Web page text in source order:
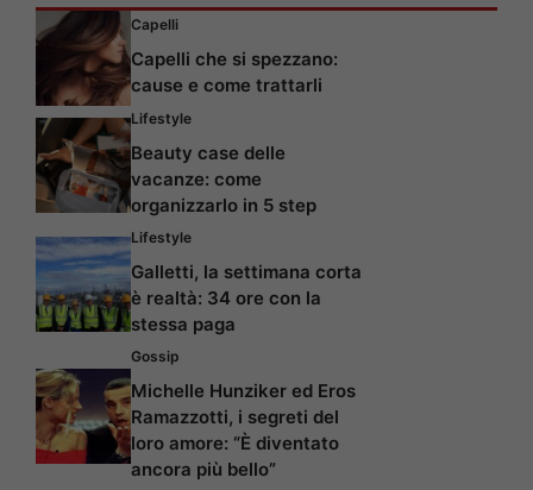
Capelli
Capelli che si spezzano:
cause e come trattarli
Lifestyle
Beauty case delle
vacanze: come
organizzarlo in 5 step
Lifestyle
Galletti, la settimana corta
è realtà: 34 ore con la
stessa paga
Gossip
Michelle Hunziker ed Eros
Ramazzotti, i segreti del
loro amore: “È diventato
ancora più bello”